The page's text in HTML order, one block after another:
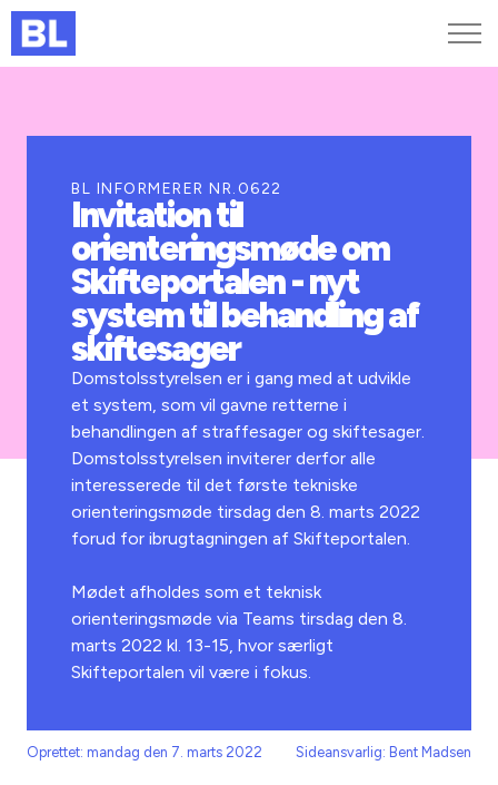
Kurser og arrangementer
Jobportalen
BL INFORMERER NR.0622
Invitation til
orienteringsmøde om
Skifteportalen - nyt
system til behandling af
skiftesager
Domstolsstyrelsen er i gang med at udvikle
et system, som vil gavne retterne i
behandlingen af straffesager og skiftesager.
Domstolsstyrelsen inviterer derfor alle
interesserede til det første tekniske
orienteringsmøde tirsdag den 8. marts 2022
forud for ibrugtagningen af Skifteportalen.
Mødet afholdes som et teknisk
orienteringsmøde via Teams tirsdag den 8.
marts 2022 kl. 13-15, hvor særligt
Skifteportalen vil være i fokus.
Oprettet: mandag den 7. marts 2022 Sideansvarlig: Bent Madsen